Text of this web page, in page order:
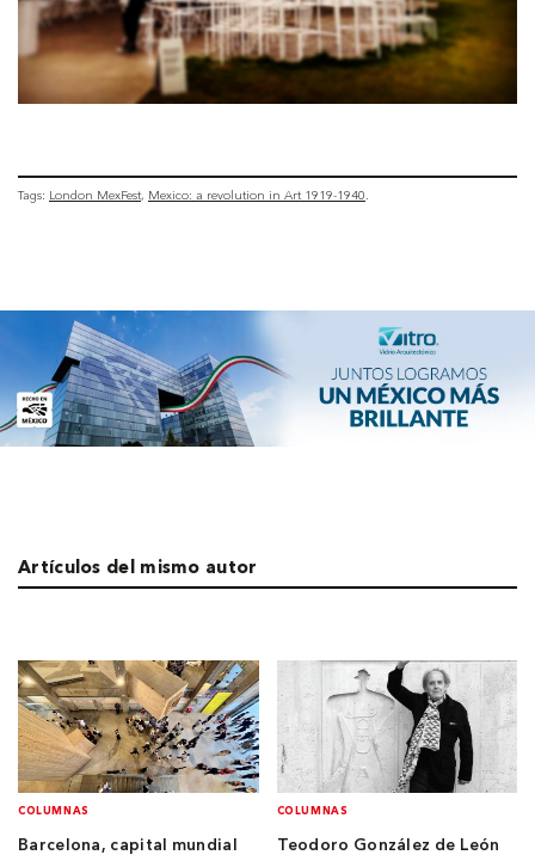
Tags: London MexFest Mexico: a revolution in Art 1919-1940
Artículos del mismo autor
COLUMNAS
Barcelona, capital mundial
COLUMNAS
Teodoro González de León